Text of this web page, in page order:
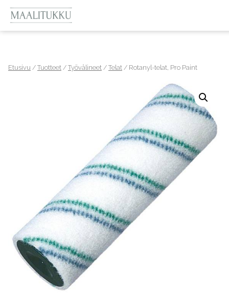
Etusivu / Tuotteet / Työvälineet / Telat / Rotanyl-telat, Pro Paint